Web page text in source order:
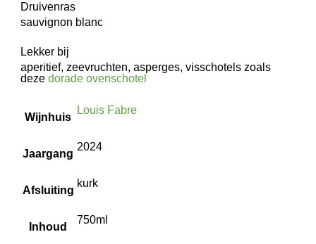
Druivenras
sauvignon blanc
Lekker bij
aperitief, zeevruchten, asperges, visschotels zoals
deze dorade ovenschotel
Wijnhuis
Louis Fabre
Jaargang
2024
Afsluiting
kurk
Inhoud
750ml